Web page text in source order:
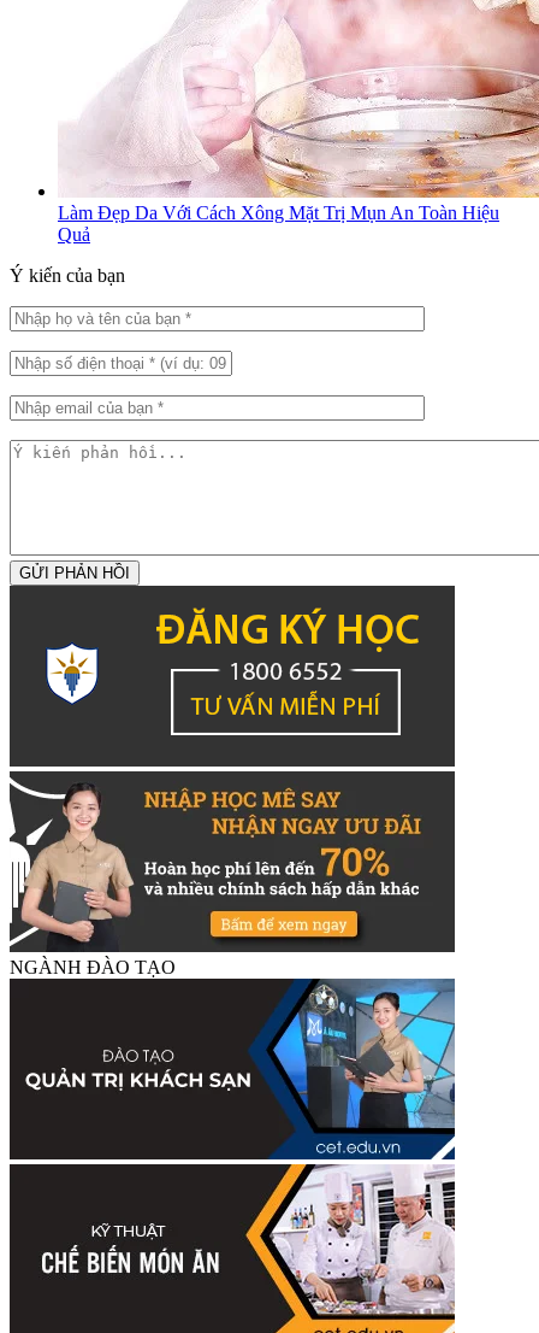
Làm Đẹp Da Với Cách Xông Mặt Trị Mụn An Toàn Hiệu
Quả
Ý kiến của bạn
GỬI PHẢN HỒI
NGÀNH ĐÀO TẠO